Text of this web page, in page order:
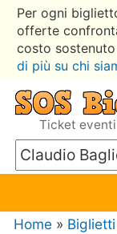
Per ogni
offerte
costo
di più su chi
Ticket
Home »